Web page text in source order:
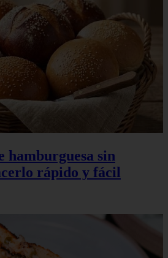
hamburguesa sin
rápido y fácil